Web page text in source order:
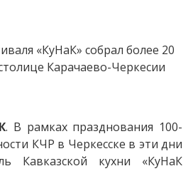
. В рамках празднования 100-
КЧР в Черкесске в эти дни
Кавказской кухни «КуНаК